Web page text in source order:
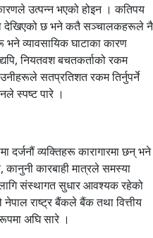
उत्पन्न भएको होइन । कतिपय
देखिएको छ भने कतै सञ्चालकहरूले नै
व्यावसायिक घाटाका कारण
नियतवश बचतकर्ताको रकम
सतप्रतिशत रकम तिर्नुपर्ने
स्पष्ट पारे ।
दर्जनौं व्यक्तिहरू कारागारमा छन् भने
कारबाही मात्रले समस्या
संस्थागत सुधार आवश्यक रहेको
राष्ट्र बैंकले बैंक तथा वित्तीय
अघि सारे ।